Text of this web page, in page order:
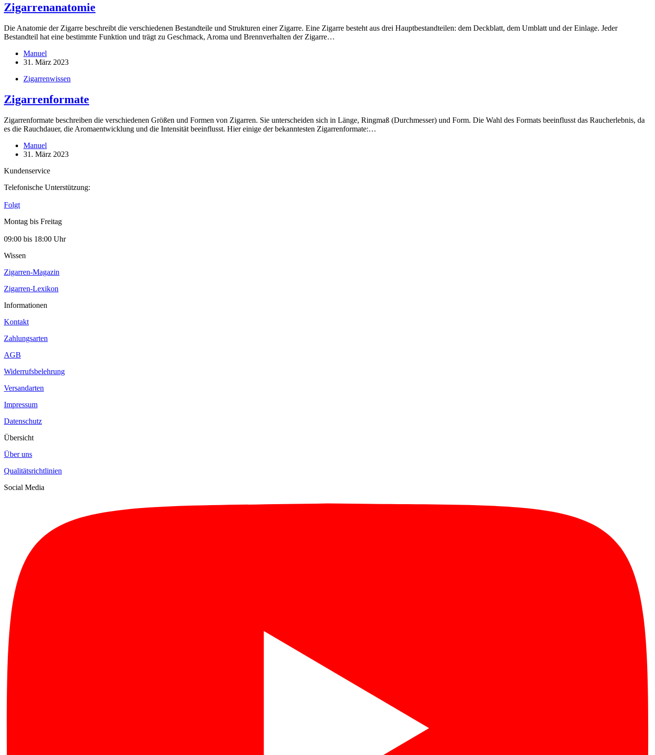
Zigarrenanatomie
Die Anatomie der Zigarre beschreibt die verschiedenen Bestandteile und Strukturen einer Zigarre. Eine Zigarre besteht aus drei Hauptbestandteilen: dem Deckblatt, dem Umblatt und der Einlage. Jeder
Bestandteil hat eine bestimmte Funktion und trägt zu Geschmack, Aroma und Brennverhalten der Zigarre…
Manuel
31. März 2023
Zigarrenwissen
Zigarrenformate
Zigarrenformate beschreiben die verschiedenen Größen und Formen von Zigarren. Sie unterscheiden sich in Länge, Ringmaß (Durchmesser) und Form. Die Wahl des Formats beeinflusst das Raucherlebnis, da
es die Rauchdauer, die Aromaentwicklung und die Intensität beeinflusst. Hier einige der bekanntesten Zigarrenformate:…
Manuel
31. März 2023
Kundenservice
Telefonische Unterstützung:
Folgt
Montag bis Freitag
09:00 bis 18:00 Uhr
Wissen
Zigarren-Magazin
Zigarren-Lexikon
Informationen
Kontakt
Zahlungsarten
AGB
Widerrufsbelehrung
Versandarten
Impressum
Datenschutz
Übersicht
Über uns
Qualitätsrichtlinien
Social Media